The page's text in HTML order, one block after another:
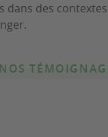
des